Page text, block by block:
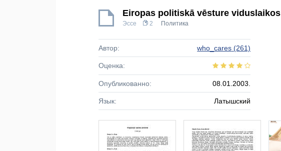
Eiropas politiskā vēsture viduslaikos
Эссе 2 Политика
Автор: who_cares (261)
Оценка:
Опубликованно: 08.01.2003.
Язык: Латышский